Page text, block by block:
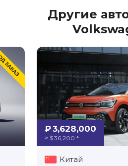
Другие
₽ 3,628,000
≈ $ 36,200 *
Китай